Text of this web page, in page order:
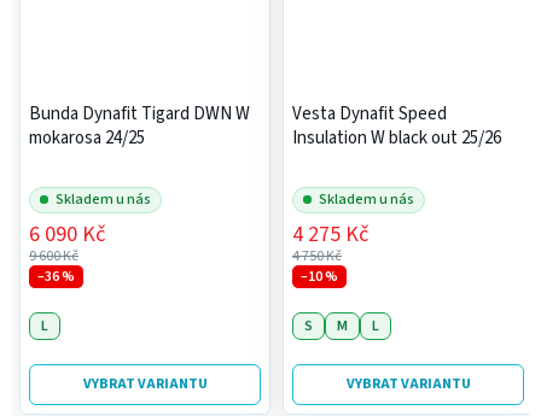
Bunda Dynafit Tigard DWN W
mokarosa 24/25
Skladem u nás
9 600 Kč
6 090 Kč
–36 %
VYBRAT VARIANTU
L
Vesta Dynafit Speed
Insulation W black out 25/26
Skladem u nás
4 750 Kč
4 275 Kč
–10 %
VYBRAT VARIANTU
S M L